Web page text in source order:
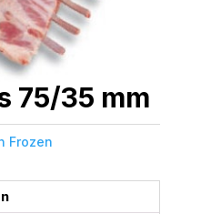
75/35 mm
Frozen